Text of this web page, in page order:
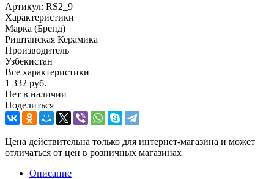
Артикул: RS2_9
Характеристики
Марка (Бренд)
Риштанская Керамика
Производитель
Узбекистан
Все характеристики
1 332 руб.
Нет в наличии
Поделиться
Цена действительна только для интернет-магазина и может
отличаться от цен в розничных магазинах
Описание